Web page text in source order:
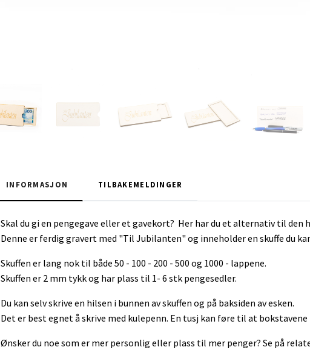
INFORMASJON TILBAKEMELDINGER
Skal du gi en pengegave eller et gavekort? Her har du et alternativ til den
Denne er ferdig gravert med "Til Jubilanten" og inneholder en skuffe du
Skuffen er lang nok til både 50 - 100 - 200 - 500 og 1000 - lappene.
Skuffen er 2 mm tykk og har plass til 1- 6 stk pengesedler.
Du kan selv skrive en hilsen i bunnen av skuffen og på baksiden av esken.
Det er best egnet å skrive med kulepenn. En tusj kan føre til at
Ønsker du noe som er mer personlig eller plass til mer penger? Se på